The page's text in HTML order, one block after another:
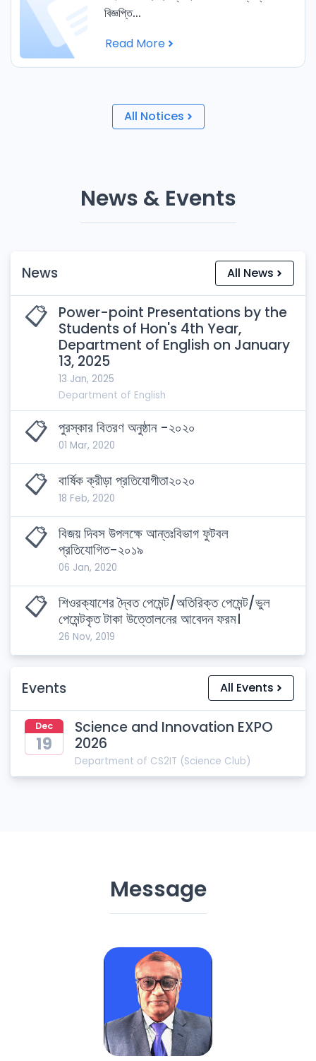
বিজ্ঞপ্তি...
Read More
All Notices
News & Events
News All News
📋️
Power-point Presentations by the
Students of Hon's 4th Year,
Department of English on January
13, 2025
13 Jan, 2025
Department of English
📋️ পুরস্কার বিতরণ অনুষ্ঠান -২০২০
01 Mar, 2020
📋️ বার্ষিক ক্রীড়া প্রতিযোগীতা২০২০
18 Feb, 2020
📋️ বিজয় দিবস উপলক্ষে আন্তঃবিভাগ ফুটবল
প্রতিযোগিত-২০১৯
06 Jan, 2020
📋️ শিওরক্যাশের দ্বৈত পেমেন্ট/অতিরিক্ত পেমেন্ট/ভুল
পেমেন্টকৃত টাকা উত্তোলনের আবেদন ফরম।
26 Nov, 2019
Events All Events
Dec
19
Science and Innovation EXPO
2026
Department of CS2IT (Science Club)
Message